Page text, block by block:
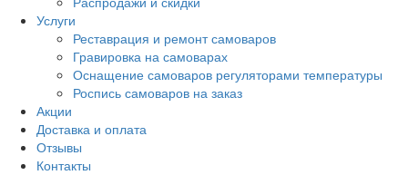
Услуги
Реставрация и ремонт самоваров
Гравировка на самоварах
Оснащение самоваров регуляторами температуры
Роспись самоваров на заказ
Акции
Доставка и оплата
Отзывы
Контакты